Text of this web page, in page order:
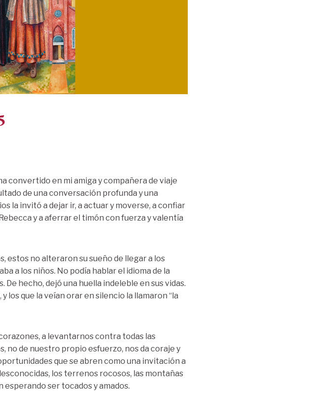
convertido en mi amiga y compañera de viaje
de una conversación profunda y una
la invitó a dejar ir, a actuar y moverse, a confiar
y a aferrar el timón con fuerza y valentía
estos no alteraron su sueño de llegar a los
a los niños. No podía hablar el idioma de la
De hecho, dejó una huella indeleble en sus vidas.
los que la veían orar en silencio la llamaron “la
a levantarnos contra todas las
no de nuestro propio esfuerzo, nos da coraje y
que se abren como una invitación a
los terrenos rocosos, las montañas
ser tocados y amados.